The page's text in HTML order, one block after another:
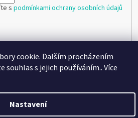
cookie. Dalším procházením
s jejich používáním.. Více
Nastavení
s podmínkami ochrany osobních údajů
botiček. Všechna práva vyhrazena.